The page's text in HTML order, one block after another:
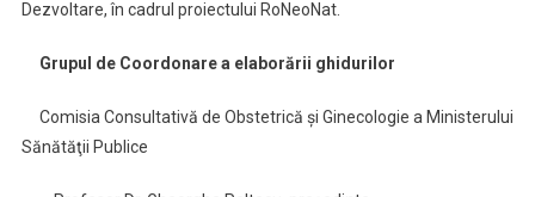
Dezvoltare, în cadrul proiectului RoNeoNat.
Grupul de Coordonare a elaborării ghidurilor
Comisia Consultativă de Obstetrică şi Ginecologie a Ministerului
Sănătăţii Publice